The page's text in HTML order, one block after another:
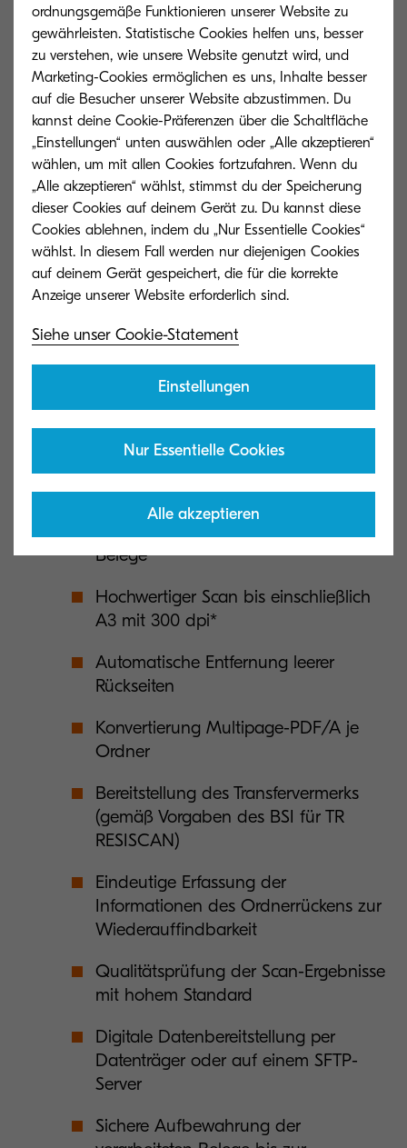
Durch die Synergien in unserer
Unternehmensgruppe kannst du deine
Geschäftsprozesse effizienter gestalten und
bei Kyocera ein wachsendes Portfolio
an Produkten und Services aus einer
Hand erhalten.
Kyocera Scan-Services im
Überblick
verarbeitenden Belege
Genaue Gegenprüfung der
angelieferten Dokumente
Fachgerechte Scanner-Konfiguration
Belege
Hochwertiger Scan bis einschließlich
A3 mit 300 dpi*
Automatische Entfernung leerer
Rückseiten
Konvertierung Multipage-PDF/A je
Ordner
Bereitstellung des Transfervermerks
(gemäß Vorgaben des BSI für TR
RESISCAN)
Eindeutige Erfassung der
Informationen des Ordnerrückens zur
Wiederauffindbarkeit
Qualitätsprüfung der Scan-Ergebnisse
mit hohem Standard
Digitale Datenbereitstellung per
Datenträger oder auf einem SFTP-
Server
Sichere Aufbewahrung der
ordnungsgemäße Funktionieren unserer Website zu
gewährleisten. Statistische Cookies helfen uns, besser
zu verstehen, wie unsere Website genutzt wird, und
Marketing-Cookies ermöglichen es uns, Inhalte besser
auf die Besucher unserer Website abzustimmen. Du
kannst deine Cookie-Präferenzen über die Schaltfläche
„Einstellungen“ unten auswählen oder „Alle akzeptieren“
wählen, um mit allen Cookies fortzufahren. Wenn du
„Alle akzeptieren“ wählst, stimmst du der Speicherung
dieser Cookies auf deinem Gerät zu. Du kannst diese
Cookies ablehnen, indem du „Nur Essentielle Cookies“
wählst. In diesem Fall werden nur diejenigen Cookies
auf deinem Gerät gespeichert, die für die korrekte
Siehe unser Cookie-Statement
Einstellungen
Nur Essentielle Cookies
Alle akzeptieren